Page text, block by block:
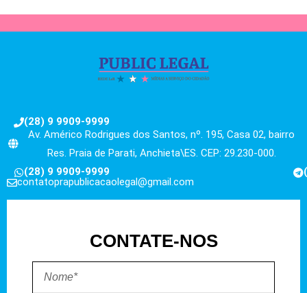
(28) 9 9909-9999
Av. Américo Rodrigues dos Santos, nº. 195, Casa 02, bairro
Res. Praia de Parati, Anchieta\ES. CEP: 29.230-000.
(28) 9 9909-9999
contatoprapublicacaolegal@gmail.com
CONTATE-NOS